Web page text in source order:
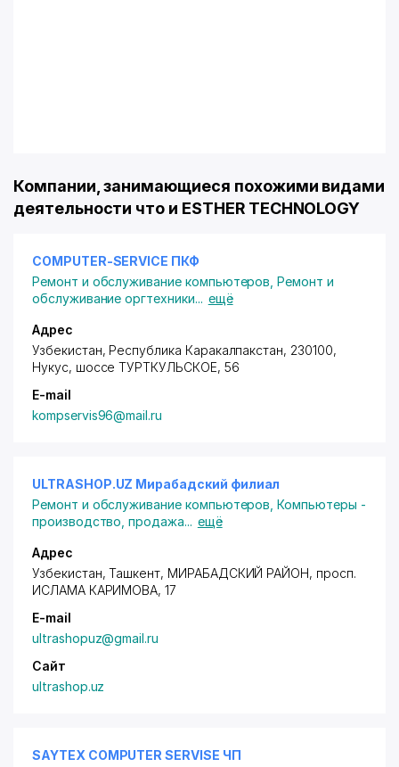
Компании, занимающиеся похожими видами
деятельности что и ESTHER TECHNOLOGY
COMPUTER-SERVICE ПКФ
Ремонт и обслуживание компьютеров ,Ремонт и
обслуживание оргтехники... ещё
Адрес
Узбекистан, Республика Каракалпакстан, 230100,
Нукус, шоссе ТУРТКУЛЬСКОЕ, 56
E-mail
kompservis96@mail.ru
ULTRASHOP.UZ Мирабадский филиал
Ремонт и обслуживание компьютеров ,Компьютеры -
производство, продажа... ещё
Адрес
Узбекистан, Ташкент, МИРАБАДСКИЙ РАЙОН, просп.
ИСЛАМА КАРИМОВА, 17
E-mail
ultrashopuz@gmail.ru
Сайт
ultrashop.uz
SAYTEX COMPUTER SERVISE ЧП